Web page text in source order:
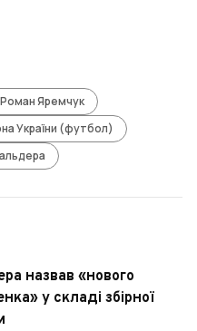
Роман Яремчук
України (футбол)
назвав «нового
у складі збірної